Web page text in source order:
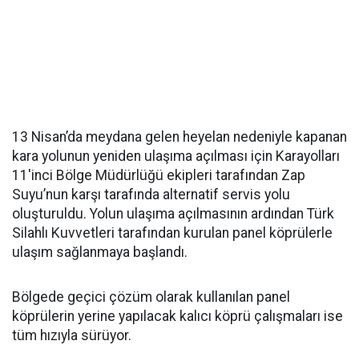
13 Nisan’da meydana gelen heyelan nedeniyle kapanan
kara yolunun yeniden ulaşıma açılması için Karayolları
11'inci Bölge Müdürlüğü ekipleri tarafından Zap
Suyu’nun karşı tarafında alternatif servis yolu
oluşturuldu. Yolun ulaşıma açılmasının ardından Türk
Silahlı Kuvvetleri tarafından kurulan panel köprülerle
ulaşım sağlanmaya başlandı.
Bölgede geçici çözüm olarak kullanılan panel
köprülerin yerine yapılacak kalıcı köprü çalışmaları ise
tüm hızıyla sürüyor.